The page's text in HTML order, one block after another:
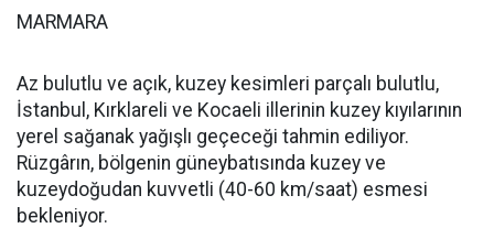
MARMARA
Az bulutlu ve açık, kuzey kesimleri parçalı bulutlu,
İstanbul, Kırklareli ve Kocaeli illerinin kuzey kıyılarının
yerel sağanak yağışlı geçeceği tahmin ediliyor.
Rüzgârın, bölgenin güneybatısında kuzey ve
kuzeydoğudan kuvvetli (40-60 km/saat) esmesi
bekleniyor.